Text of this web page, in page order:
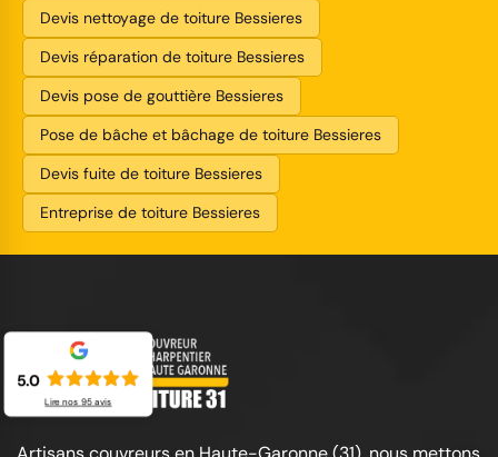
Devis nettoyage de toiture Bessieres
Devis réparation de toiture Bessieres
Devis pose de gouttière Bessieres
Pose de bâche et bâchage de toiture Bessieres
Devis fuite de toiture Bessieres
Entreprise de toiture Bessieres
5.0
Lire nos 95avis